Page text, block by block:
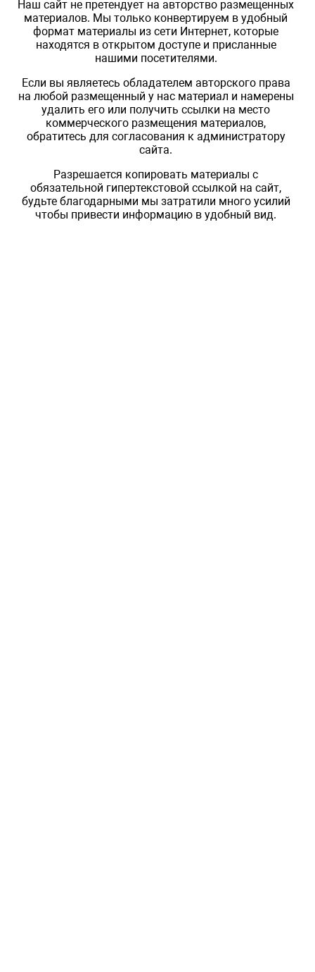
Наш сайт не претендует на авторство размещенных
материалов. Мы только конвертируем в удобный
формат материалы из сети Интернет, которые
находятся в открытом доступе и присланные
нашими посетителями.
Если вы являетесь обладателем авторского права
на любой размещенный у нас материал и намерены
удалить его или получить ссылки на место
коммерческого размещения материалов,
обратитесь для согласования к администратору
сайта.
Разрешается копировать материалы с
обязательной гипертекстовой ссылкой на сайт,
будьте благодарными мы затратили много усилий
чтобы привести информацию в удобный вид.